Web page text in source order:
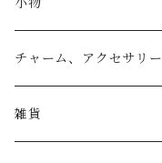
リュック
ショルダー
小物入れ
チャーム、アクセサリー
バッグチャーム
雑貨